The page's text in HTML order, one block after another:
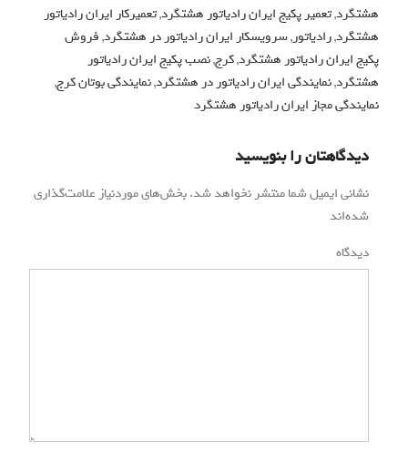
هشتگرد,تعمیر پکیج ایران رادیاتور هشتگرد,تعمیرکار ایران رادیاتور
هشتگرد,رادیاتور,سرویسکار ایران رادیاتور در هشتگرد,فروش
پکیج ایران رادیاتور هشتگرد,کرج,نصب پکیج ایران رادیاتور
هشتگرد,نمایندگی ایران رادیاتور در هشتگرد,نمایندگی بوتان کرج,
نمایندگی مجاز ایران رادیاتور هشتگرد
دیدگاهتان را بنویسید
نشانی ایمیل شما منتشر نخواهد شد.بخش‌های موردنیاز علامت‌گذاری
شده‌اند
دیدگاه